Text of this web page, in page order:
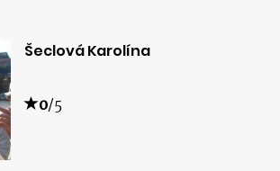
Šeclová Karolína
0/5